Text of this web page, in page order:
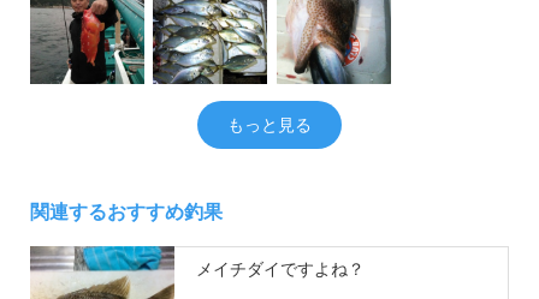
もっと見る
関連するおすすめ釣果
メイチダイですよね？